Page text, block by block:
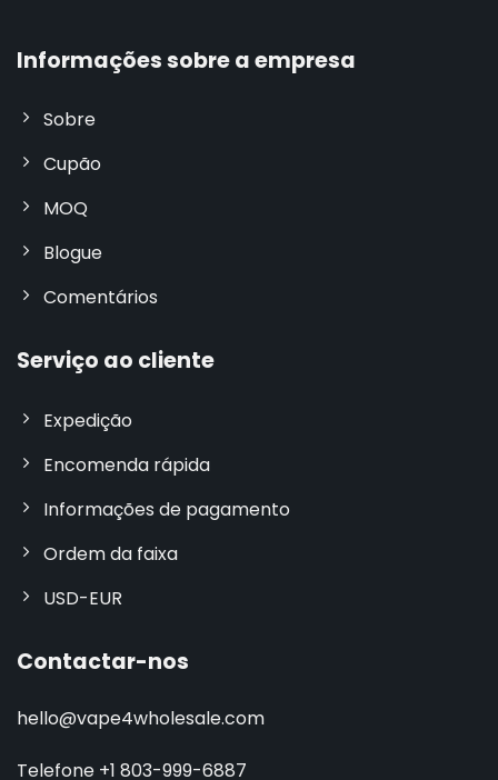
Informações sobre a empresa
Sobre
Cupão
MOQ
Blogue
Comentários
Serviço ao cliente
Expedição
Encomenda rápida
Informações de pagamento
Ordem da faixa
USD-EUR
Contactar-nos
hello@vape4wholesale.com
Telefone +1 803-999-6887